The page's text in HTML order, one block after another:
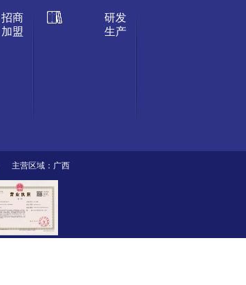
招商
加盟
研发
生产
主营区域：广西